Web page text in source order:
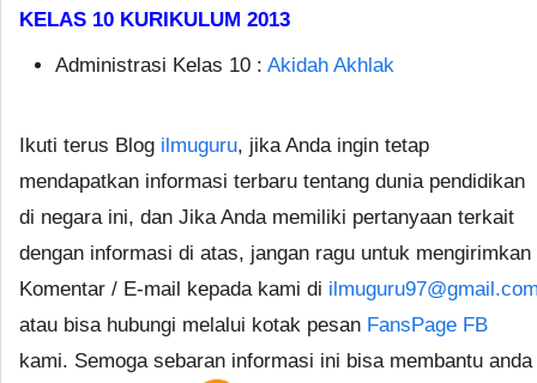
KELAS 10 KURIKULUM 2013
Administrasi Kelas 10 : Akidah Akhlak
Ikuti terus Blog ilmuguru, jika Anda ingin tetap
mendapatkan informasi terbaru tentang dunia pendidikan
di negara ini, dan Jika Anda memiliki pertanyaan terkait
dengan informasi di atas, jangan ragu untuk mengirimkan
Komentar / E-mail kepada kami di
atau bisa hubungi melalui kotak pesan FansPage FB
kami. Semoga sebaran informasi ini bisa membantu anda